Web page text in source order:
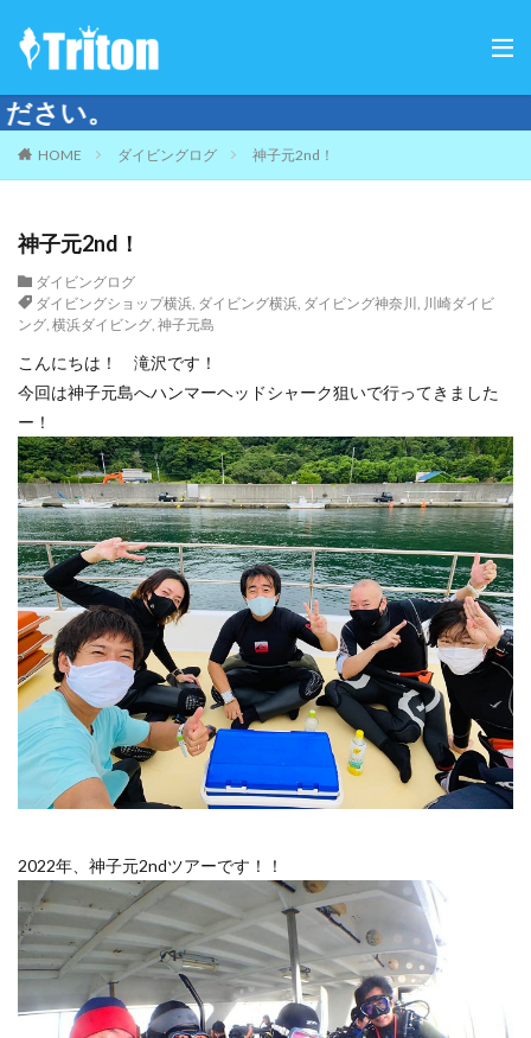
HOME ダイビングログ 神子元2nd！
神子元2nd！
ダイビングログ
ダイビングショップ横浜, ダイビング横浜, ダイビング神奈川 , 川崎ダイビ
ング, 横浜ダイビング, 神子元島
こんにちは！ 滝沢です！
今回は神子元島へハンマーヘッドシャーク狙いで行ってきました
ー！
2022年、神子元2ndツアーです！！